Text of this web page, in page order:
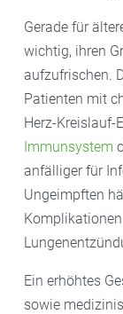
Gerade für
wichtig, ihren
aufzufrischen.
Patienten mit
Herz-Kreislauf-
Immunsystem
anfälliger für
Ungeimpften
Ein erhöhtes
sowie